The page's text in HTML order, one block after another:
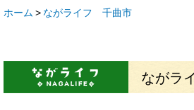
ホーム ながライフ 千曲市
ながラ